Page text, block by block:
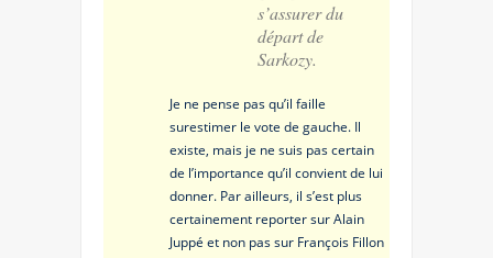
s’assurer du
départ de
Sarkozy.
Je ne pense pas qu’il faille
surestimer le vote de gauche. Il
existe, mais je ne suis pas certain
de l’importance qu’il convient de lui
donner. Par ailleurs, il s’est plus
certainement reporter sur Alain
Juppé et non pas sur François Fillon